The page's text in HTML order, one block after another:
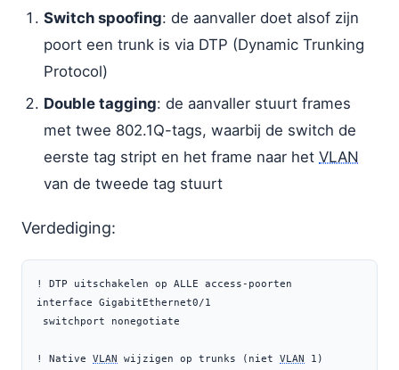
Switch spoofing: de aanvaller doet alsof zijn
poort een trunk is via DTP (Dynamic Trunking
Protocol)
Double tagging: de aanvaller stuurt frames
met twee 802.1Q-tags, waarbij de switch de
eerste tag stript en het frame naar hetVLAN
van de tweede tag stuurt
Verdediging:
! DTP uitschakelen op ALLE access-poorten
interface GigabitEthernet0/1
switchport nonegotiate
! Native VLAN wijzigen op trunks (niet VLAN
1)